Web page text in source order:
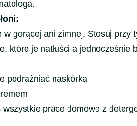
gorącej ani zimnej. Stosuj przy
które je natłuści a jednocześnie
podrażniać naskórka
prace domowe z